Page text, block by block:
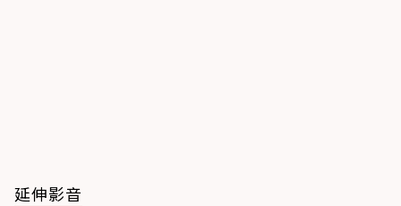
延伸影音